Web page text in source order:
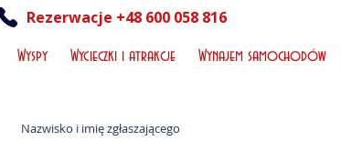
Rezerwacje +48 600 058 816
Wyspy Wycieczki i atrakcje Wynajem samochodów
Nazwisko i imię zgłaszającego